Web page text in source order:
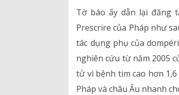
Danh
Tờ báo ấy dẫn lại đăng
Prescrire của Pháp như
tác dụng phụ của
nghiên cứu từ năm 2005
tử vì bệnh tim cao hơn 1,6
Pháp và châu Âu nhanh